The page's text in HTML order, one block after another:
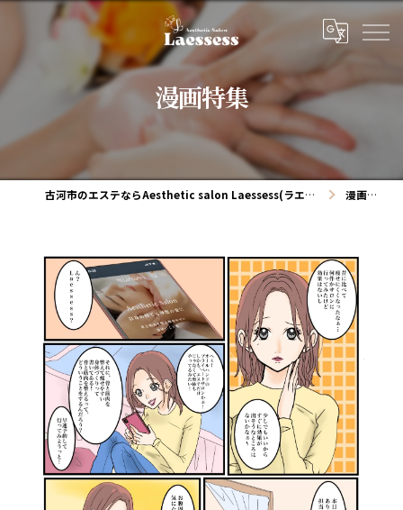
漫画特集
古河市のエステならAesthetic salon Laessess(ラエッセス) 漫画特集